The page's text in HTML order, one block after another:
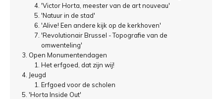
'Victor Horta, meester van de art nouveau'
'Natuur in de stad'
'Alive! Een andere kijk op de kerkhoven'
'Revolutionair Brussel - Topografie van de
omwenteling'
Open Monumentendagen
Het erfgoed, dat zijn wij!
Jeugd
Erfgoed voor de scholen
'Horta Inside Out'